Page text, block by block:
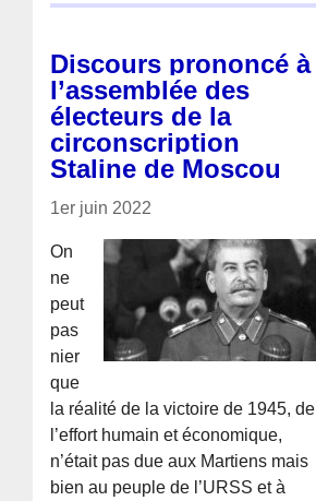
Discours prononcé à
l’assemblée des
électeurs de la
circonscription
Staline de Moscou
1er juin 2022
On
ne
peut
pas
nier
que
la réalité de la victoire de 1945, de
l’effort humain et économique,
n’était pas due aux Martiens mais
bien au peuple de l’URSS et à